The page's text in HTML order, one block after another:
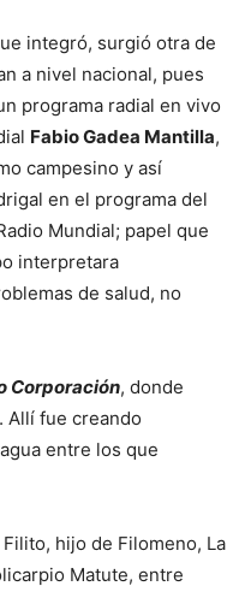
integró, surgió otra de
a nivel nacional, pues
programa radial en vivo
Fabio Gadea Mantilla,
campesino y así
en el programa del
Mundial; papel que
interpretara
de salud, no
Corporación, donde
Allí fue creando
entre los que
hijo de Filomeno, La
Matute, entre